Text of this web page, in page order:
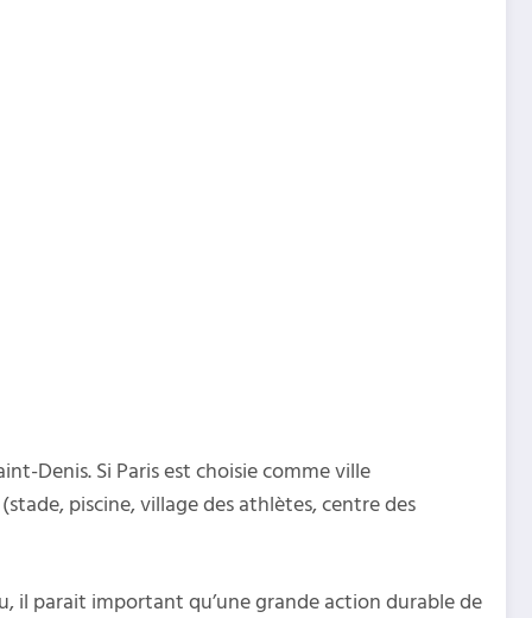
Denis. Si Paris est choisie comme ville
piscine, village des athlètes, centre des
il parait important qu’une grande action durable de